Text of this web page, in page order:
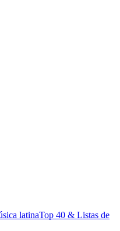
latinaTop 40 & Listas de